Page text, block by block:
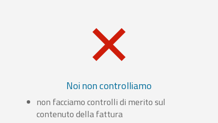
Noi non controlliamo
non facciamo controlli di merito sul
contenuto della fattura